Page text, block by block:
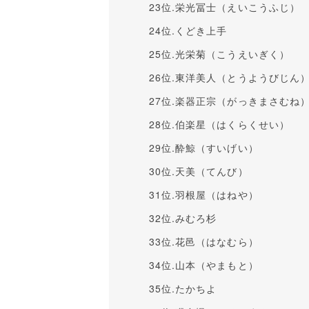
23位.栄光冨士（えいこうふじ）
24位.くどき上手
25位.光栄菊（こうえいぎく）
26位.東洋美人（とうようびじん
27位.楽器正宗（がっきまさむね
28位.伯楽星（はくらくせい）
29位.酔鯨（すいげい）
30位.天美（てんび）
31位.羽根屋（はねや）
32位.みむろ杉
33位.花邑（はなむら）
34位.山本（やまもと）
35位.たかちよ